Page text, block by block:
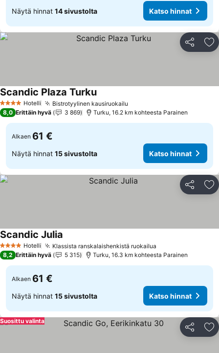
Näytä hinnat 14 sivustolta Katso hinnat
Jaa
4 Tähtiluokitus
Hotelli Bistrotyylinen kausiruokailu
Scandic Plaza Turku
8,0 Erittäin hyvä 3 869 Turku, 16.2 km kohteesta Parainen
Alkaen 61 €
Näytä hinnat 15 sivustolta Katso hinnat
Jaa
4 Tähtiluokitus
Hotelli Klassista ranskalaishenkistä ruokailua
Scandic Julia
8,2 Erittäin hyvä 5 315 Turku, 16.3 km kohteesta Parainen
Alkaen 61 €
Näytä hinnat 15 sivustolta Katso hinnat
Jaa
Suosittu valinta